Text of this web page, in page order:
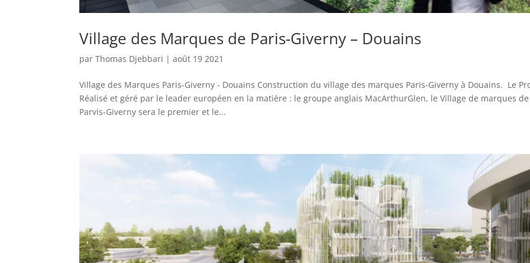
Village des Marques de Paris-Giverny – Douains
parThomas Djebbari |août 19 2021
Village des Marques Paris-Giverny - Douains Construction du village des marques Paris-Giverny à Douains. Le
Réalisé et géré par le leader européen en la matière : le groupe anglais MacArthurGlen, le Village de marques de
Parvis-Giverny sera le premier et le...